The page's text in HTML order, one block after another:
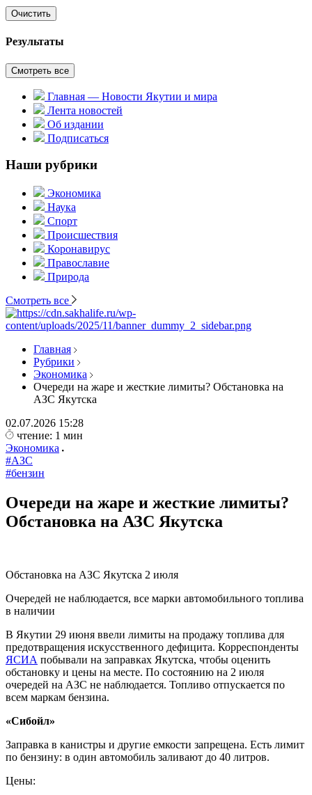
Очистить
Результаты
Смотреть все
Главная — Новости Якутии и мира
Лента новостей
Об издании
Подписаться
Наши рубрики
Экономика
Наука
Спорт
Происшествия
Коронавирус
Православие
Природа
Смотреть все
Главная
Рубрики
Экономика
Очереди на жаре и жесткие лимиты? Обстановка на
АЗС Якутска
02.07.2026 15:28
чтение: 1 мин
Экономика
#АЗС
#бензин
Очереди на жаре и жесткие лимиты?
Обстановка на АЗС Якутска
Обстановка на АЗС Якутска 2 июля
Очередей не наблюдается, все марки автомобильного топлива
в наличии
В Якутии 29 июня ввели лимиты на продажу топлива для
предотвращения искусственного дефицита. Корреспонденты
ЯСИА побывали на заправках Якутска, чтобы оценить
обстановку и цены на месте. По состоянию на 2 июля
очередей на АЗС не наблюдается. Топливо отпускается по
всем маркам бензина.
«Сибойл»
Заправка в канистры и другие емкости запрещена. Есть лимит
по бензину: в один автомобиль заливают до 40 литров.
Цены: